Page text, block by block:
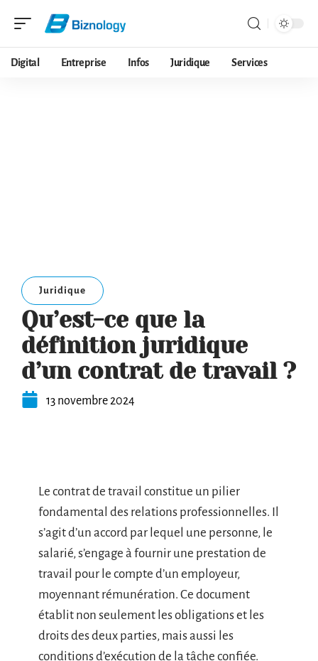
Digital Entreprise Infos Juridique Services
Juridique
Qu’est-ce que la
définition juridique
d’un contrat de travail ?
13 novembre 2024
Le contrat de travail constitue un pilier
fondamental des relations professionnelles. Il
s’agit d’un accord par lequel une personne, le
salarié, s’engage à fournir une prestation de
travail pour le compte d’un employeur,
moyennant rémunération. Ce document
établit non seulement les obligations et les
droits des deux parties, mais aussi les
conditions d’exécution de la tâche confiée.